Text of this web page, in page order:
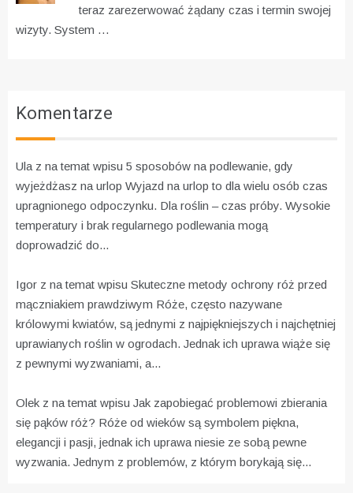
teraz zarezerwować żądany czas i termin swojej
wizyty. System …
Komentarze
Ula z na temat wpisu 5 sposobów na podlewanie, gdy
wyjeżdżasz na urlop Wyjazd na urlop to dla wielu osób czas
upragnionego odpoczynku. Dla roślin – czas próby. Wysokie
temperatury i brak regularnego podlewania mogą
doprowadzić do...
Igor z na temat wpisu Skuteczne metody ochrony róż przed
mączniakiem prawdziwym Róże, często nazywane
królowymi kwiatów, są jednymi z najpiękniejszych i najchętniej
uprawianych roślin w ogrodach. Jednak ich uprawa wiąże się
z pewnymi wyzwaniami, a...
Olek z na temat wpisu Jak zapobiegać problemowi zbierania
się pąków róż? Róże od wieków są symbolem piękna,
elegancji i pasji, jednak ich uprawa niesie ze sobą pewne
wyzwania. Jednym z problemów, z którym borykają się...